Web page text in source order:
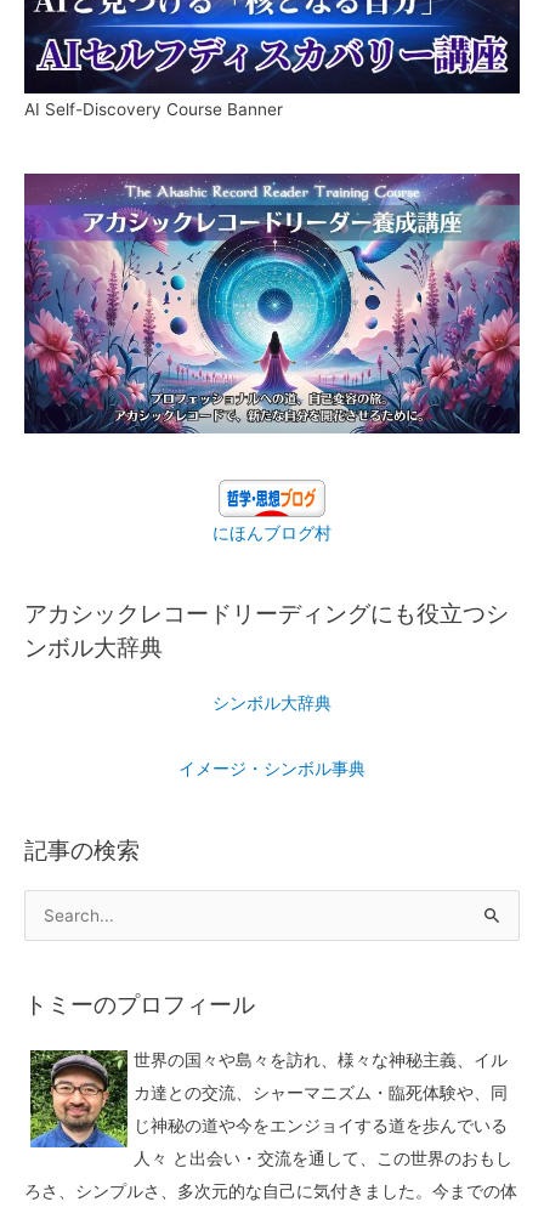
AI Self-Discovery Course Banner
にほんブログ村
アカシックレコードリーディングにも役立つシ
ンボル大辞典
シンボル大辞典
イメージ・シンボル事典
記事の検索
トミーのプロフィール
世界の国々や島々を訪れ、様々な神秘主義、イル
カ達との交流、シャーマニズム・臨死体験や、同
じ神秘の道や今をエンジョイする道を歩んでいる
人々 と出会い・交流を通して、この世界のおもし
ろさ、シンプルさ、多次元的な自己に気付きました。今までの体